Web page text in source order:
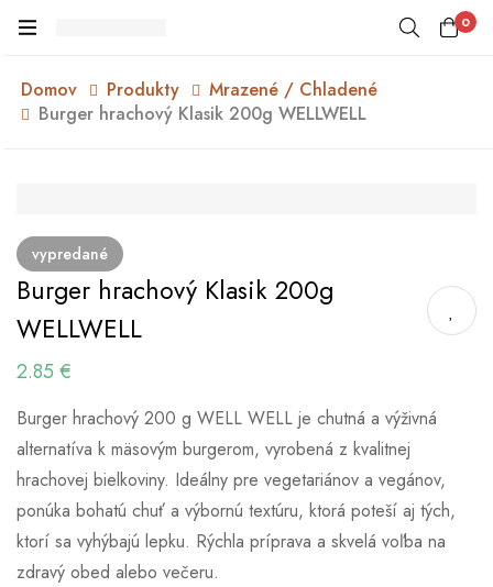
0
Domov Produkty
Mrazené / Chladené
Burger hrachový Klasik 200g WELLWELL
vypredané
Burger hrachový Klasik 200g
WELLWELL
2.85 €
Burger hrachový 200 g WELL WELL je chutná a výživná
alternatíva k mäsovým burgerom, vyrobená z kvalitnej
hrachovej bielkoviny. Ideálny pre vegetariánov a vegánov,
ponúka bohatú chuť a výbornú textúru, ktorá poteší aj tých,
ktorí sa vyhýbajú lepku. Rýchla príprava a skvelá voľba na
zdravý obed alebo večeru.